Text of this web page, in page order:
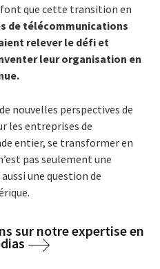
que cette transition en
de télécommunications
relever le défi et
leur organisation en
nouvelles perspectives de
les entreprises de
entier, se transformer en
pas seulement une
une question de
sur notre expertise en